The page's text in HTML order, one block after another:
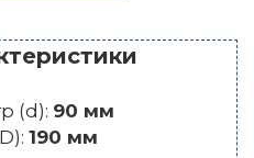
(d): 90 мм
190 мм